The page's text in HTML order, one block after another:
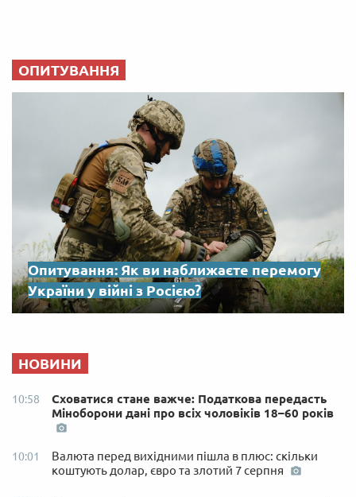
ОПИТУВАННЯ
Опитування: Як ви наближаєте перемогу
України у війні з Росією?
НОВИНИ
10:58
Сховатися стане важче: Податкова передасть
Міноборони дані про всіх чоловіків 18–60 років
10:01
Валюта перед вихідними пішла в плюс: скільки
коштують долар, євро та злотий 7 серпня